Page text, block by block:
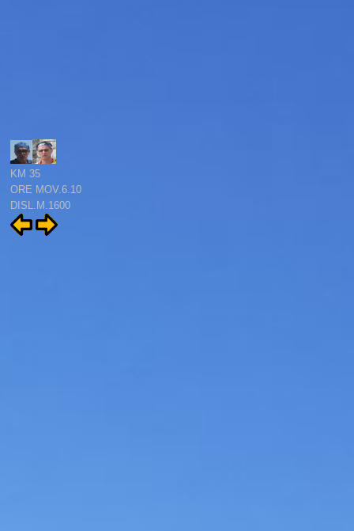
KM 35
ORE MOV.6.10
DISL.M.1600